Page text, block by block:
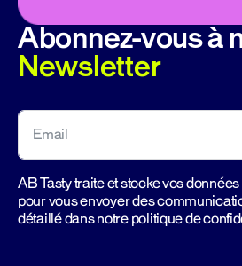
Abonnez-vous à
Newsletter
AB Tasty traite et stocke vos
pour vous envoyer des
détaillé dans notre politique de